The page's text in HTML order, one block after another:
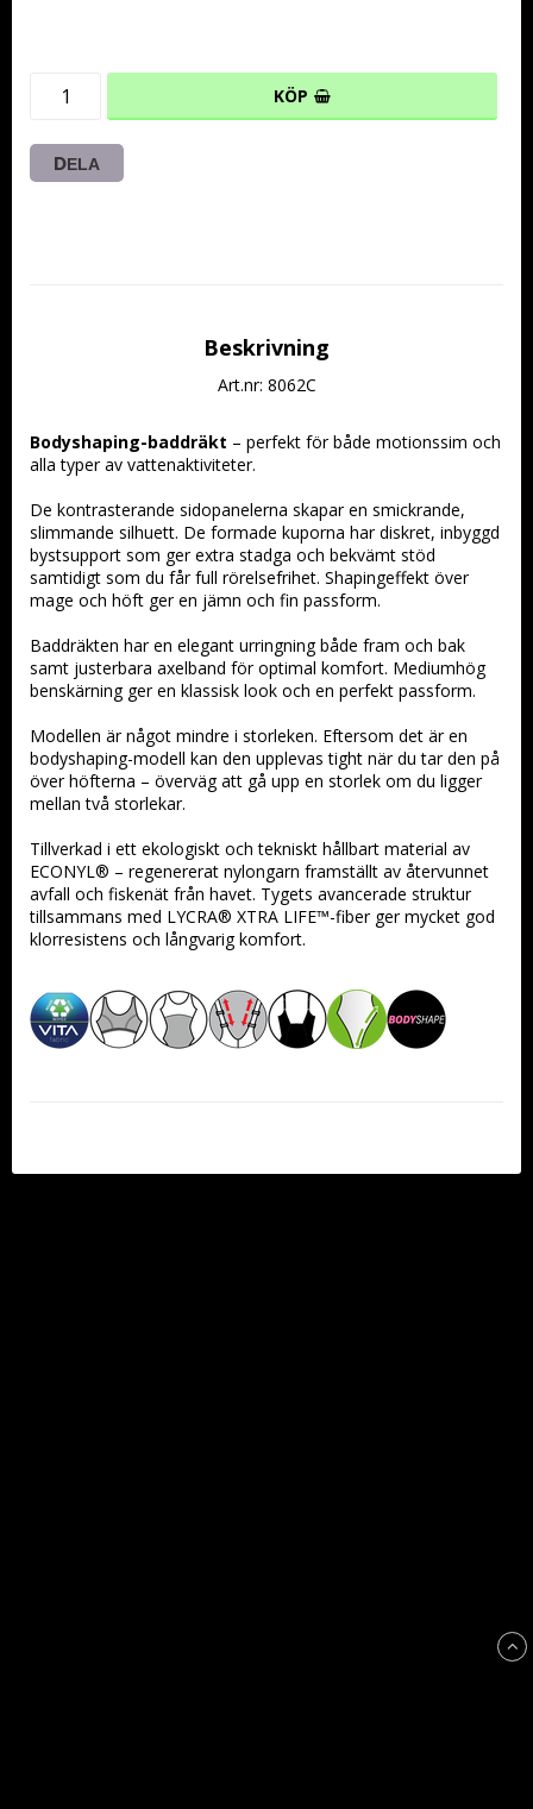
KÖP
DELA
Beskrivning
Art.nr: 8062C
Bodyshaping-baddräkt – perfekt för både motionssim och
alla typer av vattenaktiviteter.
De kontrasterande sidopanelerna skapar en smickrande,
slimmande silhuett. De formade kuporna har diskret, inbyggd
bystsupport som ger extra stadga och bekvämt stöd
samtidigt som du får full rörelsefrihet. Shapingeffekt över
mage och höft ger en jämn och fin passform.
Baddräkten har en elegant urringning både fram och bak
samt justerbara axelband för optimal komfort. Mediumhög
benskärning ger en klassisk look och en perfekt passform.
Modellen är något mindre i storleken. Eftersom det är en
bodyshaping-modell kan den upplevas tight när du tar den på
över höfterna – överväg att gå upp en storlek om du ligger
mellan två storlekar.
Tillverkad i ett ekologiskt och tekniskt hållbart material av
ECONYL® – regenererat nylongarn framställt av återvunnet
avfall och fiskenät från havet. Tygets avancerade struktur
tillsammans med LYCRA® XTRA LIFE™-fiber ger mycket god
klorresistens och långvarig komfort.